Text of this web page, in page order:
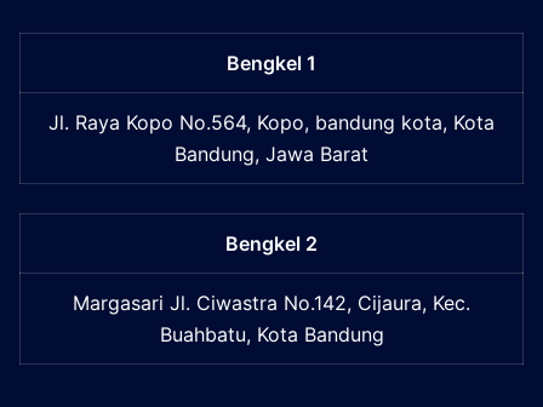
Bengkel 1
Jl. Raya Kopo No.564, Kopo, bandung kota, Kota
Bandung, Jawa Barat
Bengkel 2
Margasari Jl. Ciwastra No.142, Cijaura, Kec.
Buahbatu, Kota Bandung